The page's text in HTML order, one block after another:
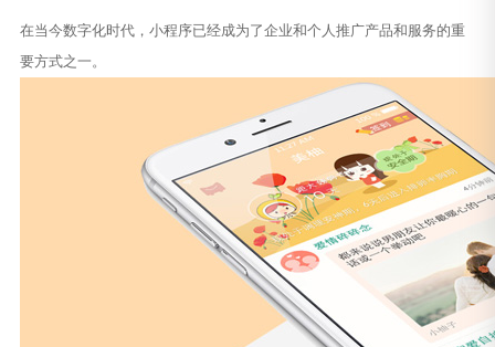
在当今数字化时代，小程序已经成为了企业和个人推广产品和服务的重
要方式之一。